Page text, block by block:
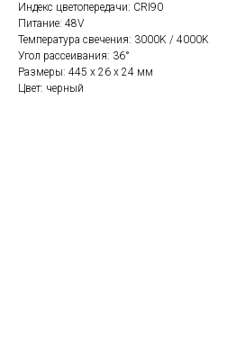
Индекс цветопередачи: CRI90
Питание: 48V
Температура свечения: 3000K / 4000K
Угол рассеивания: 36°
Размеры: 445 х 26 х 24 мм
Цвет: черный